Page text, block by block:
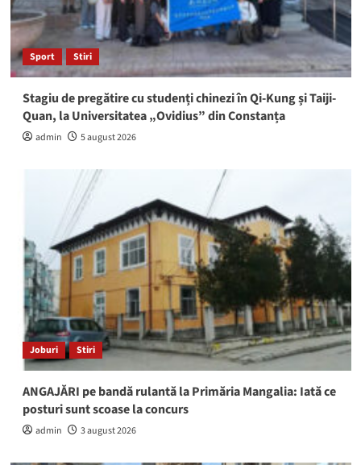
Sport Stiri
Stagiu de pregătire cu studenți chinezi în Qi-Kung și Taiji-
Quan, la Universitatea „Ovidius” din Constanța
admin 5 august 2026
Joburi Stiri
ANGAJĂRI pe bandă rulantă la Primăria Mangalia: Iată ce
posturi sunt scoase la concurs
admin 3 august 2026